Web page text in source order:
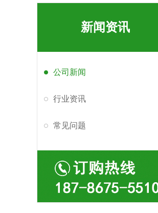
新闻资讯
公司新闻
行业资讯
常见问题